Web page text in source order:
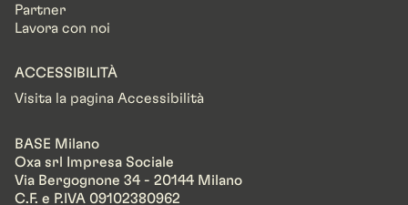
Partner
Lavora con noi
ACCESSIBILITÀ
Visita la pagina Accessibilità
BASE Milano
Oxa srl Impresa Sociale
Via Bergognone 34 - 20144 Milano
C.F. e P.IVA 09102380962